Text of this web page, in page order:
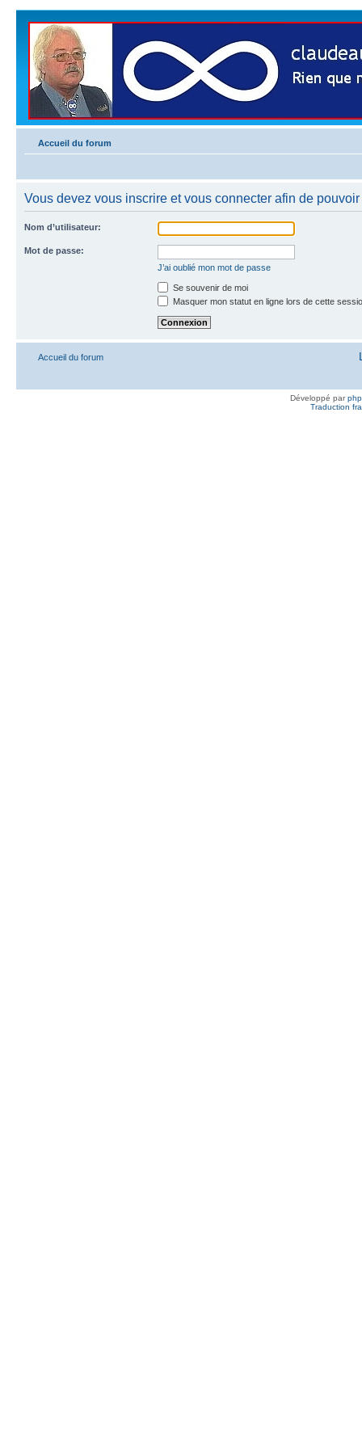
Accueil du forum
Vous devez vous inscrire et vous connecter afin de
Nom d’utilisateur:
Mot de passe:
J’ai oublié mon mot de passe
Se souvenir de moi
Masquer mon statut en ligne lors de cette
Accueil du forum
Développé par
Traduction